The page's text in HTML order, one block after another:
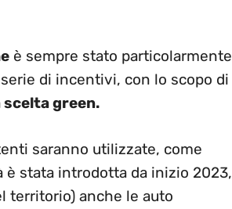
è sempre stato particolarmente
di incentivi, con lo scopo di
green.
saranno utilizzate, come
è stata introdotta da inizio 2023,
territorio) anche le auto